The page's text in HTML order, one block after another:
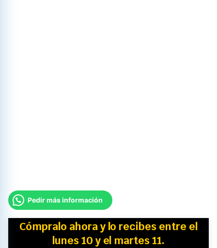
Pedir más información
Cómpralo ahora y lo recibes entre el
lunes 10 y el martes 11.